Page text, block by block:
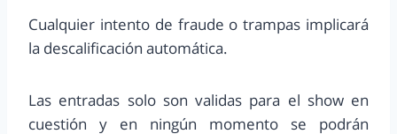
Cualquier intento de fraude o trampas implicará
la descalificación automática.
Las entradas solo son validas para el show en
cuestión y en ningún momento se podrán